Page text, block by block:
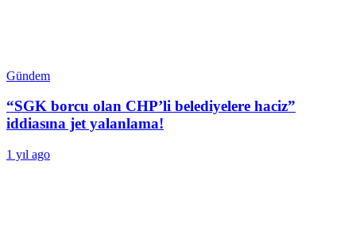
Gündem
“SGK borcu olan CHP’li belediyelere haciz”
iddiasına jet yalanlama!
1 yıl ago